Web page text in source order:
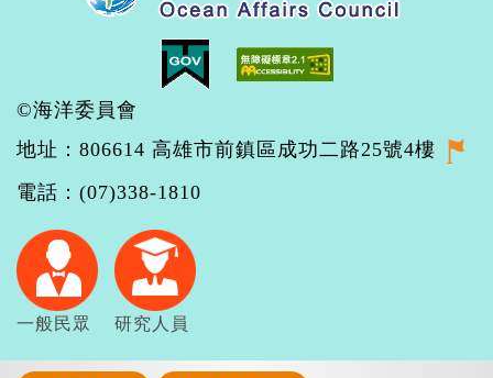
©海洋委員會
地址：806614 高雄市前鎮區成功二路25號4樓
電話：(07)338-1810
一般民眾 研究人員